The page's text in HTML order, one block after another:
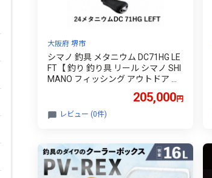
大阪府 堺市
シマノ 釣具 メタニウム DC71HG LE
FT【 釣り 釣り具 リール シマノ SHI
MANO フィッシング アウトドア ス
205,000円
レビュー (0件)